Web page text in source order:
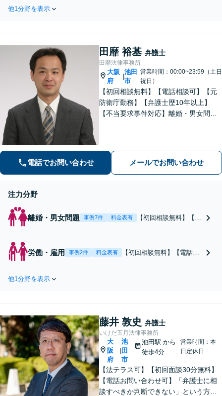
室】【子連れ相談可】
【塚口駅２分】
ず、ご相談ください。労災
にも迅速に対応します【夜
間・休日面談可】【完全個
室】【塚口駅２分】
他1分野を表示
田靡 裕基 弁護士
田靡法律事務所
大阪
府
|
池田
市
営業時間：00:00~23:59（土日
祝日）
【初回相談無料】【電話相談可】【元
防衛庁勤務】【弁護士歴10年以上】
【不当要求事件対応】離婚・男女問題
うに尽力いたします。
電話でお問い合わせ メールでお問い合わせ
注力分野
離婚・男女問題 事例7件 料金表有
【初回相談無料】【電
応】慰謝料を請求した
な結果が得られるよう
尽力いたします。
労働・雇用 事例2件 料金表有
【初回相談無料】【電話相
します。組織で働いていた
実践的なサポートが可能で
す。有利に解決するために
もぜひご相談ください
他1分野を表示
藤井 敦史 弁護士
いけだ五月法律事務所
大
阪
府
池
田
市
池田駅から
徒歩4分
営業時間：本
日定休日
【法テラス可】【初回面談30分無料】
【電話お問い合わせ可】「弁護士に相
談すべきか判断できない」という方も